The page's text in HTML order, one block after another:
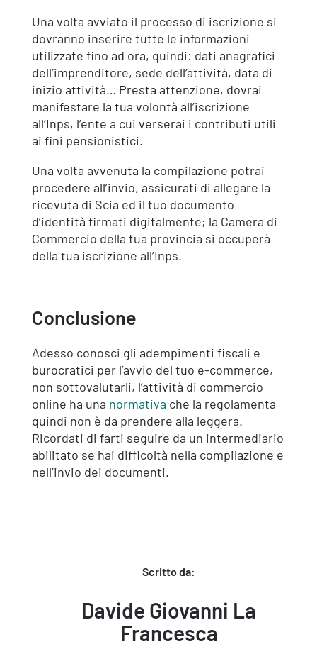
Una volta avviato il processo di iscrizione si
dovranno inserire tutte le informazioni
utilizzate fino ad ora, quindi: dati anagrafici
dell’imprenditore, sede dell’attività, data di
inizio attività… Presta attenzione, dovrai
manifestare la tua volontà all’iscrizione
all’Inps, l’ente a cui verserai i contributi utili
ai fini pensionistici.
Una volta avvenuta la compilazione potrai
procedere all’invio, assicurati di allegare la
ricevuta di Scia ed il tuo documento
d’identità firmati digitalmente; la Camera di
Commercio della tua provincia si occuperà
della tua iscrizione all’Inps.
Conclusione
Adesso conosci gli adempimenti fiscali e
burocratici per l’avvio del tuo e-commerce,
non sottovalutarli, l’attività di commercio
online ha una normativa che la regolamenta
quindi non è da prendere alla leggera.
Ricordati di farti seguire da un intermediario
abilitato se hai difficoltà nella compilazione e
nell’invio dei documenti.
Scritto da:
Davide Giovanni La
Francesca